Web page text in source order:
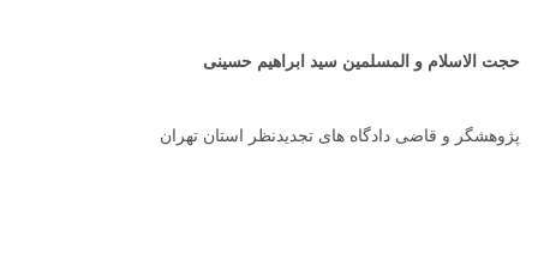
حجت الاسلام و المسلمین سید ابراهیم حسینی
پژوهشگر و قاضی دادگاه های تجدیدنظر استان تهران